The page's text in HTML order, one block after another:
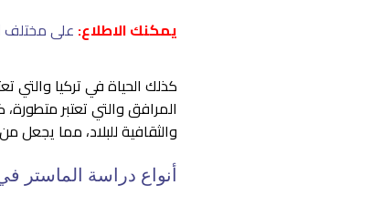
يمكنك الاطلاع: على مختلف
كذلك الحياة في تركيا والتي
المرافق والتي تعتبر
والثقافية للبلاد، مما يجعل
أنواع دراسة الماستر